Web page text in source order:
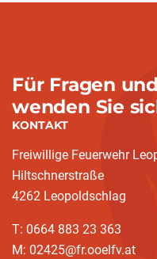
Für Fragen
wenden Sie
KONTAKT
Freiwillige Feuerwehr
Hiltschnerstraße
4262 Leopoldschlag
T: 0664 883 23 363
M: 02425@fr.ooelfv.at